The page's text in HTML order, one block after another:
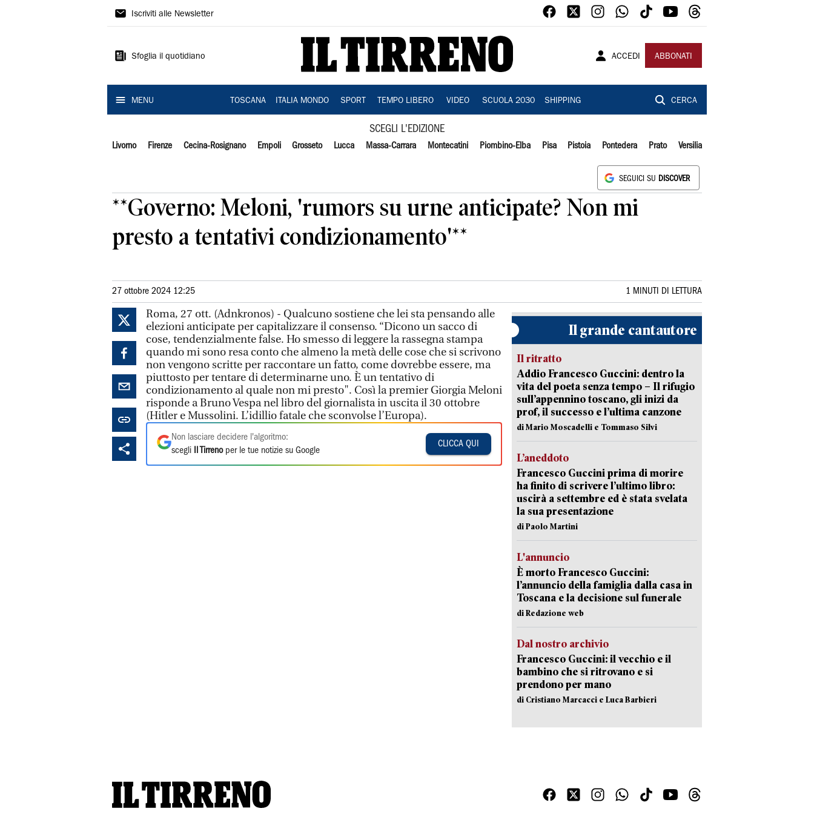
Il
Iscriviti alle Newsletter
Sfoglia il quotidiano ACCEDI ABBONATI
MENU TOSCANA ITALIA MONDO SPORT TEMPO LIBERO VIDEO SCUOLA 2030 SHIPPING CERCA
SCEGLI L'EDIZIONE
Livorno Firenze Cecina-Rosignano Empoli Grosseto Lucca Massa-Carrara Montecatini Piombino-Elba Pisa Pistoia Pontedera Prato Versilia
SEGUICI SU DISCOVER
**Governo: Meloni, 'rumors su urne anticipate? Non mi
presto a tentativi condizionamento'**
27 ottobre 2024 12:25 1 MINUTI DI LETTURA
Roma, 27 ott. (Adnkronos) - Qualcuno sostiene che lei sta pensando alle
elezioni anticipate per capitalizzare il consenso. “Dicono un sacco di
cose, tendenzialmente false. Ho smesso di leggere la rassegna stampa
quando mi sono resa conto che almeno la metà delle cose che si scrivono
non vengono scritte per raccontare un fatto, come dovrebbe essere, ma
piuttosto per tentare di determinarne uno. È un tentativo di
condizionamento al quale non mi presto". Così la premier Giorgia Meloni
risponde a Bruno Vespa nel libro del giornalista in uscita il 30 ottobre
(Hitler e Mussolini. L’idillio fatale che sconvolse l’Europa).
Non lasciare decidere l'algoritmo:
scegli
Il Tirrenoper le tue notizie su Google
CLICCA QUI
Il grande cantautore
Il ritratto
Addio Francesco Guccini: dentro la
vita del poeta senza tempo – Il rifugio
sull’appennino toscano, gli inizi da
prof, il successo e l’ultima canzone
di Mario Moscadelli e Tommaso Silvi
L’aneddoto
Francesco Guccini prima di morire
ha finito di scrivere l’ultimo libro:
uscirà a settembre ed è stata svelata
la sua presentazione
di Paolo Martini
L'annuncio
È morto Francesco Guccini:
l’annuncio della famiglia dalla casa in
Toscana e la decisione sul funerale
di Redazione web
Dal nostro archivio
Francesco Guccini: il vecchio e il
bambino che si ritrovano e si
prendono per mano
di Cristiano Marcacci e Luca Barbieri